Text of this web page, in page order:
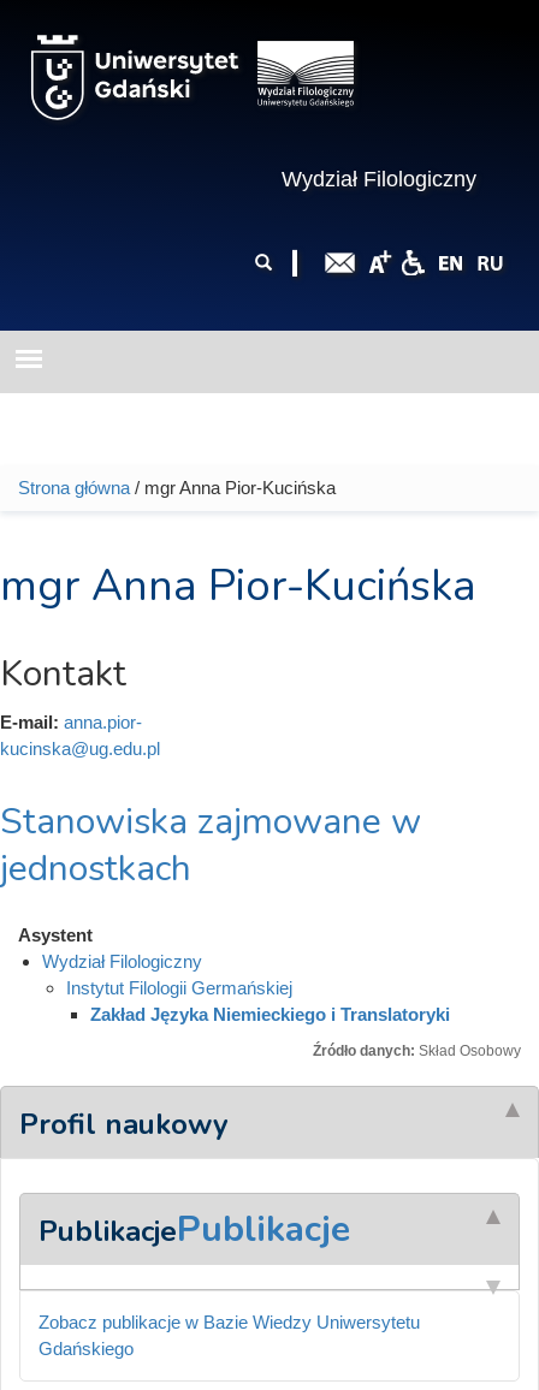
Wydział Filologiczny
wyszukiwania
Jesteś tutaj
Strona główna / mgr Anna Pior-Kucińska
mgr Anna Pior-Kucińska
Kontakt
E-mail: anna.pior-
kucinska@ug.edu.pl
Stanowiska zajmowane w
jednostkach
Asystent
Wydział Filologiczny
Instytut Filologii Germańskiej
Zakład Języka Niemieckiego i Translatoryki
Źródło danych: Skład Osobowy
Profil naukowy
PublikacjePublikacje
Zobacz publikacje w Bazie Wiedzy Uniwersytetu
Gdańskiego